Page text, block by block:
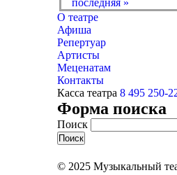
последняя »
О театре
Афиша
Репертуар
Артисты
Меценатам
Контакты
Касса театра 8 495 250-
Форма поиска
Поиск
© 2025 Музыкальный